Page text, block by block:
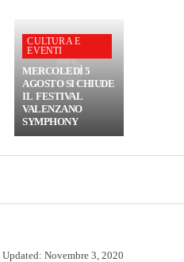
CULTURA E
EVENTI
MERCOLEDÌ 5
AGOSTO SI CHIUDE
IL FESTIVAL
VALENZANO
SYMPHONY
Updated: Novembre 3, 2020